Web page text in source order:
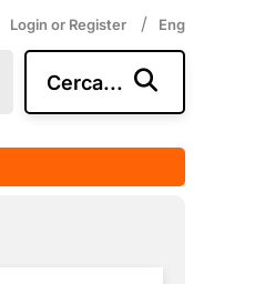
Login or Register / Eng
Cerca...